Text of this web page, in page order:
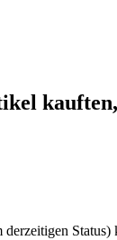
Status)